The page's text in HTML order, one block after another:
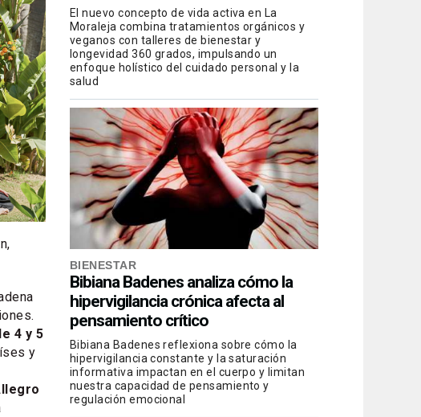
El nuevo concepto de vida activa en La
Moraleja combina tratamientos orgánicos y
veganos con talleres de bienestar y
longevidad 360 grados, impulsando un
enfoque holístico del cuidado personal y la
salud
BIENESTAR
Bibiana Badenes analiza cómo la
hipervigilancia crónica afecta al
pensamiento crítico
Bibiana Badenes reflexiona sobre cómo la
hipervigilancia constante y la saturación
informativa impactan en el cuerpo y limitan
nuestra capacidad de pensamiento y
regulación emocional
4 y 5
y